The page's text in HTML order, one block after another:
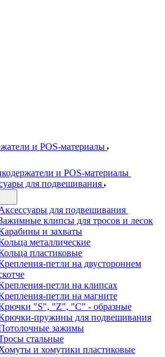
и POS-материалы
и POS-материалы
для подвешивания
для подвешивания
клипсы для тросов и лесок
и захваты
металлические
пластиковые
петли на двустороннем
петли на клипсах
петли на магните
"S", "Z", "C" - образные
пружины для подвешивания
зажимы
стальные
и хомутики пластиковые